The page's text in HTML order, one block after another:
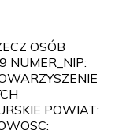
OSÓB
NUMER_NIP:
POWIAT: